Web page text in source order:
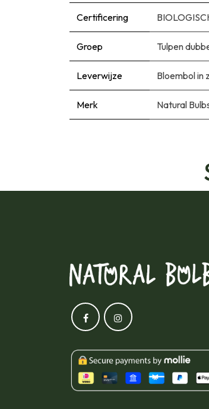
Certificering
Groep Tulpen
Leverwijze Bloembol in
Merk Natural